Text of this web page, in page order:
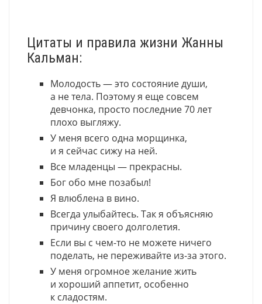
Цитаты и правила жизни Жанны
Кальман:
Молодость — это состояние души,
а не тела. Поэтому я еще совсем
девчонка, просто последние 70 лет
плохо выгляжу.
У меня всего одна морщинка,
и я сейчас сижу на ней.
Все младенцы — прекрасны.
Бог обо мне позабыл!
Я влюблена в вино.
Всегда улыбайтесь. Так я объясняю
причину своего долголетия.
Если вы с чем-то не можете ничего
поделать, не переживайте из-за этого.
У меня огромное желание жить
и хороший аппетит, особенно
к сладостям.